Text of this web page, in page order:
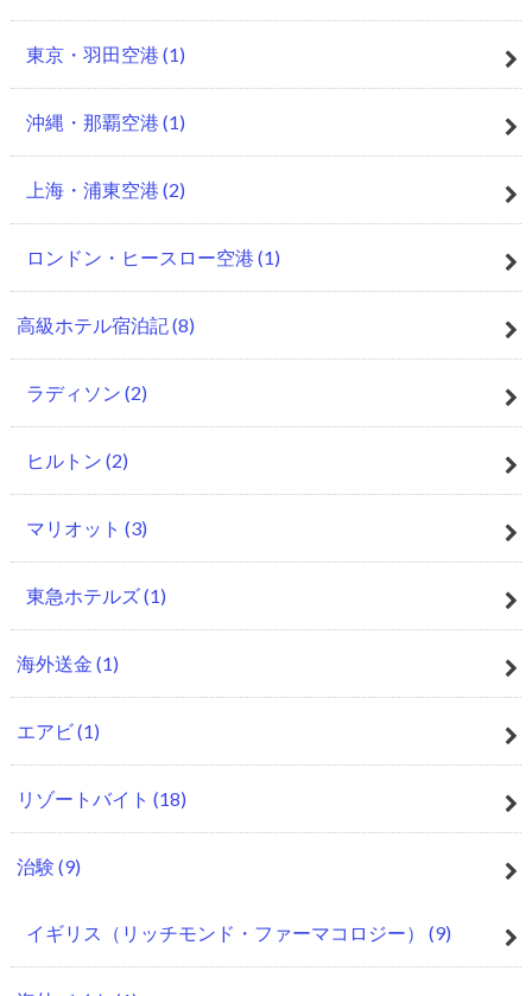
東京・羽田空港 (1)
沖縄・那覇空港 (1)
上海・浦東空港 (2)
ロンドン・ヒースロー空港 (1)
高級ホテル宿泊記(8)
ラディソン (2)
ヒルトン (2)
マリオット (3)
東急ホテルズ(1)
海外送金 (1)
エアビ(1)
リゾートバイト (18)
治験 (9)
イギリス（リッチモンド・ファーマコロジー） (9)